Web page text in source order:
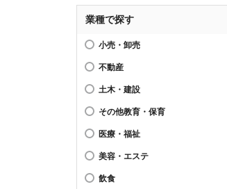
業種で探す
小売・卸売
不動産
土木・建設
その他教育・保育
医療・福祉
美容・エステ
飲食